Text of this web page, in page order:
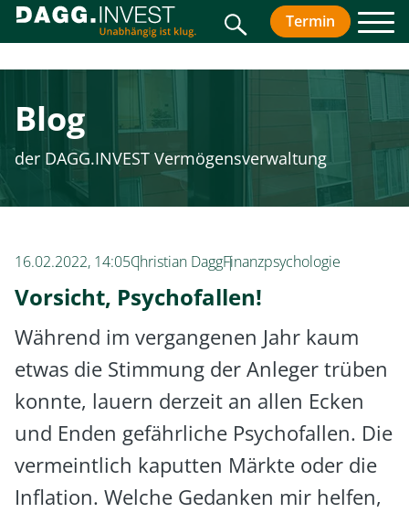
SucheTermin
Blog
der DAGG.INVEST Vermögensverwaltung
16.02.2022, 14:05Christian DaggFinanzpsychologie
Vorsicht, Psychofallen!
Während im vergangenen Jahr kaum
etwas die Stimmung der Anleger trüben
konnte, lauern derzeit an allen Ecken
und Enden gefährliche Psychofallen. Die
vermeintlich kaputten Märkte oder die
Inflation. Welche Gedanken mir helfen,